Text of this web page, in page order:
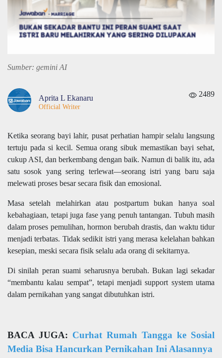
Sumber: gemini AI
Aprita L Ekanaru
Official Writer
2489
Ketika seorang bayi lahir, pusat perhatian hampir selalu langsung
tertuju pada si kecil. Semua orang sibuk memastikan bayi sehat,
cukup ASI, dan berkembang dengan baik. Namun di balik itu, ada
satu sosok yang sering terlewat—seorang istri yang baru saja
melewati proses besar secara fisik dan emosional.
Masa setelah melahirkan atau postpartum bukan hanya soal
kebahagiaan, tetapi juga fase yang penuh tantangan. Tubuh masih
dalam proses pemulihan, hormon berubah drastis, dan waktu tidur
menjadi terbatas. Tidak sedikit istri yang merasa kelelahan bahkan
kesepian, meski secara fisik selalu ada orang di sekitarnya.
Di sinilah peran suami seharusnya berubah. Bukan lagi sekadar
“membantu kalau sempat”, tetapi menjadi support system utama
dalam pernikahan yang sangat dibutuhkan istri.
BACA JUGA: Curhat Rumah Tangga ke Sosial
Media Bisa Hancurkan Pernikahan Ini Alasannya